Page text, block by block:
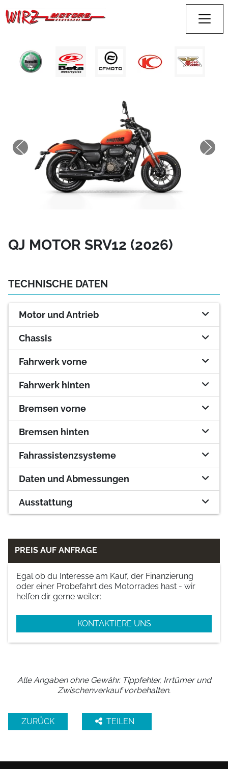
QJ MOTOR SRV12 (2026)
TECHNISCHE DATEN
Motor und Antrieb
Chassis
Fahrwerk vorne
Fahrwerk hinten
Bremsen vorne
Bremsen hinten
Fahrassistenzsysteme
Daten und Abmessungen
Ausstattung
PREIS AUF ANFRAGE
Egal ob du Interesse am Kauf, der Finanzierung
oder einer Probefahrt des Motorrades hast - wir
helfen dir gerne weiter:
KONTAKTIERE UNS
Alle Angaben ohne Gewähr. Tippfehler, Irrtümer und
Zwischenverkauf vorbehalten.
ZURÜCK TEILEN